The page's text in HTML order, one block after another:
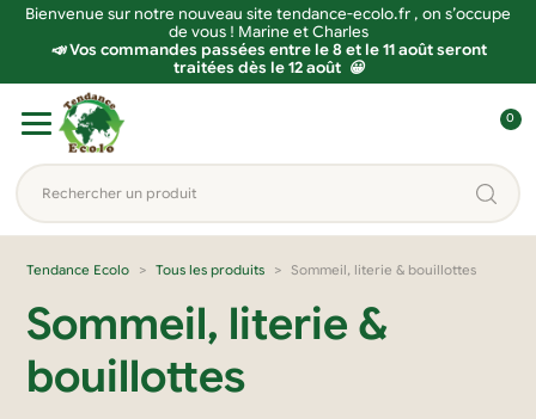
Bienvenue sur notre nouveau site tendance-ecolo.fr , on s’occupe
de vous ! Marine et Charles
📣 Vos commandes passées entre le 8 et le 11 août seront
traitées dès le 12 août 😀
navigation
contenu
Rechercher
un
produit...
o
n
e
0
Tendance Ecolo Tous les produits Sommeil, literie & bouillottes
Sommeil, literie &
bouillottes